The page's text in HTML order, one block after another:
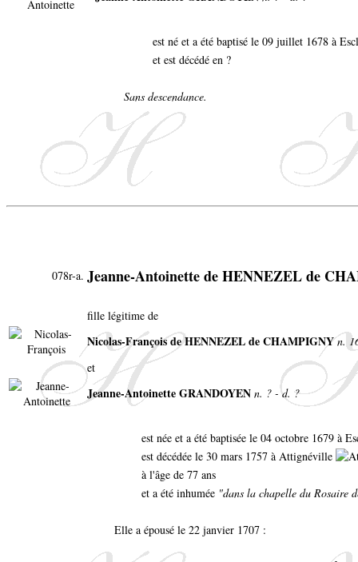
est né et a été baptisé le 09 juillet 1678 à
et est décédé en ?
Sans descendance.
078r-a. Jeanne-Antoinette de HENNEZEL de
fille légitime de
Nicolas-François de HENNEZEL de CHAMPIGNY n.
et
Jeanne-Antoinette GRANDOYEN n. ? - d. ?
est née et a été baptisée le 04 octobre 1679 à
est décédée le 30 mars 1757 à Attignéville
à l'âge de 77 ans
et a été inhumée "dans la chapelle du Rosaire
Elle a épousé le 22 janvier 1707 :